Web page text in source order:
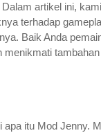
artikel ini,
terhadap
Baik Anda
menikmati
itu Mod Jenny.